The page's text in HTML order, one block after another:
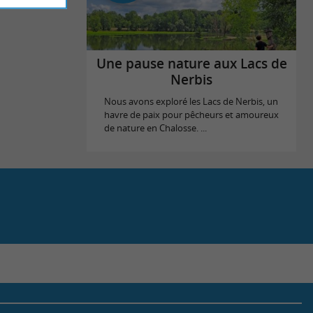
Une pause nature aux Lacs de
Nerbis
Nous avons exploré les Lacs de Nerbis, un
havre de paix pour pêcheurs et amoureux
de nature en Chalosse. ...